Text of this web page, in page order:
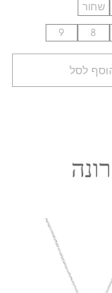
שחור
8
9
לסל